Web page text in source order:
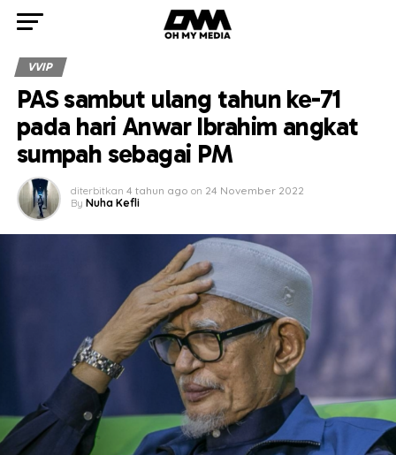
VVIP
PAS sambut ulang tahun ke-71
pada hari Anwar Ibrahim angkat
sumpah sebagai PM
diterbitkan 4 tahun ago on 24 November 2022
By Nuha Kefli